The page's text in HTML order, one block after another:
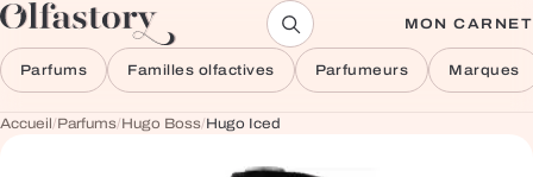
Aller au contenu MON CARNET
Parfums Familles olfactives Parfumeurs Marques
Accueil/Parfums/Hugo Boss/Hugo Iced